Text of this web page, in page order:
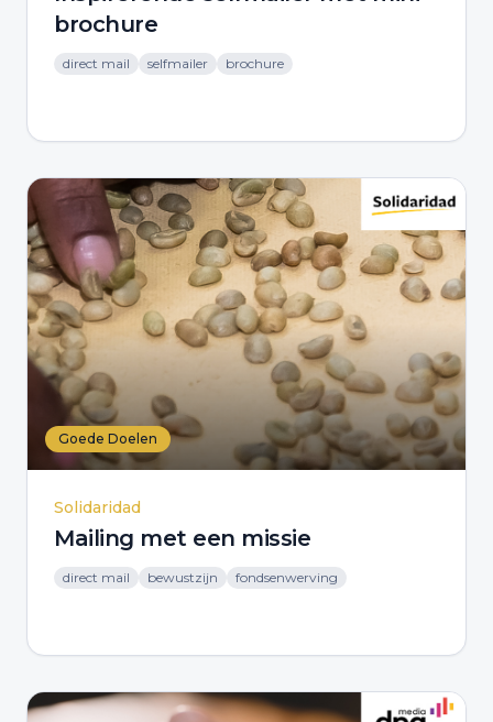
brochure
direct mail selfmailer brochure
Goede Doelen
Solidaridad
Mailing met een missie
direct mail bewustzijn fondsenwerving